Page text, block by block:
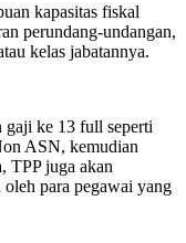
kapasitas fiskal
perundang-undangan,
kelas jabatannya.
ke 13 full seperti
ASN, kemudian
TPP juga akan
para pegawai yang